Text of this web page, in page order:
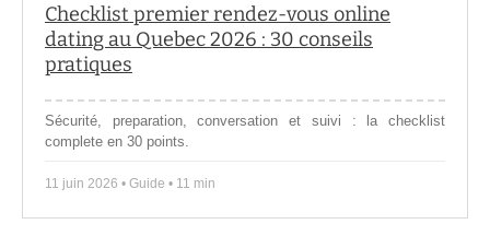
Checklist premier rendez-vous online
dating au Quebec 2026 : 30 conseils
pratiques
Sécurité, preparation, conversation et suivi : la checklist
complete en 30 points.
11 juin 2026 • Guide • 11 min